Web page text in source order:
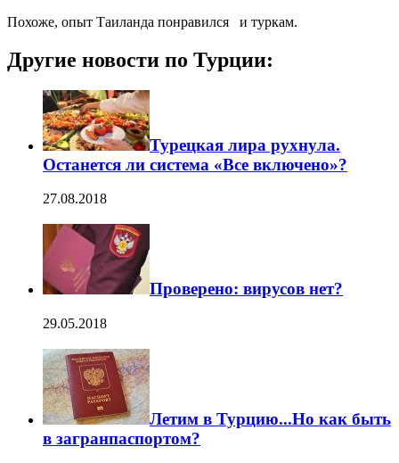
Похоже, опыт Таиланда понравился и туркам.
Другие новости по Турции:
Турецкая лира рухнула.
Останется ли система «Все включено»?
27.08.2018
Проверено: вирусов нет?
29.05.2018
Летим в Турцию...Но как быть
в загранпаспортом?